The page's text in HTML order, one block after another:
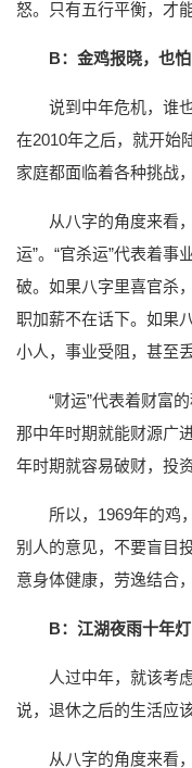
怒。只有五行平衡，才
B：金鸡报晓，也怕
说到中年危机，谁
在2010年之后，就开始
家庭都面临着各种挑战
从八字的角度来看
运”。“官杀运”代表着
破。如果八字里喜官杀
职加薪不在话下。如果
小人，事业受阻，甚至丢
“财运”代表着财富
那中年时期就能财源广
年时期就容易破财，投
所以，1969年的鸡
别人的意见，不要盲目
意身体健康，劳逸结合
B：江湖夜雨十年
人过中年，就该考
说，退休之后的生活应
从八字的角度来看